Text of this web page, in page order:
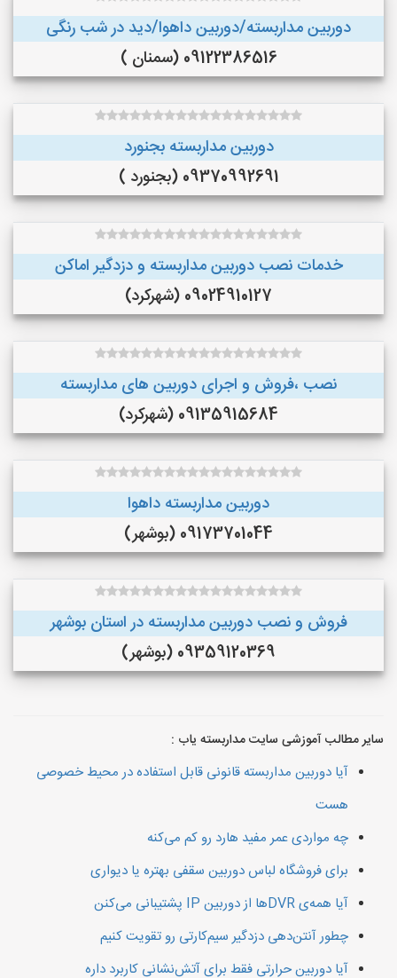
دوربین مداربسته/دوربین داهوا/دید در شب رنگی
09122386516 (سمنان )
دوربین مداربسته بجنورد
09370992691 (بجنورد )
خدمات نصب دوربین مداربسته و دزدگیر اماکن
09024910127 (شهرکرد)
نصب ،فروش و اجرای دوربین های مداربسته
09135915684 (شهرکرد)
دوربین مداربسته داهوا
09173701044 (بوشهر)
فروش و نصب دوربین مداربسته در استان بوشهر
09359120369 (بوشهر)
سایر مطالب آموزشی سایت مداربسته یاب :
آیا دوربین مداربسته قانونی قابل استفاده در محیط خصوصی
هست
چه مواردی عمر مفید هارد رو کم می‌کنه
برای فروشگاه لباس دوربین سقفی بهتره یا دیواری
آیا همه‌ی DVRها از دوربین IP پشتیبانی می‌کنن
چطور آنتن‌دهی دزدگیر سیم‌کارتی رو تقویت کنیم
آیا دوربین حرارتی فقط برای آتش‌نشانی کاربرد داره